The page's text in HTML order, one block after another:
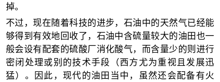
掉。
不过，现在随着科技的进步，石油中的天然气已经能
够得到有效地回收了，石油中含硫量较大的油田也一
般会设有配套的硫酸厂消化酸气，而含量少的则进行
密闭处理或别的技术手段（西方尤为重视且发展迅
猛）。因此，现代的油田当中，虽然还会配备有火